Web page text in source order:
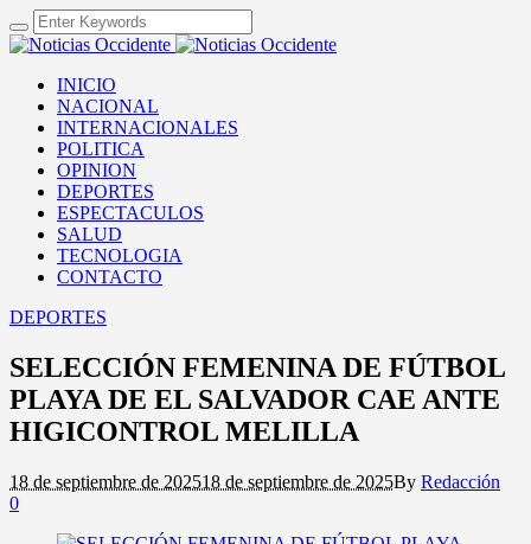
INICIO
NACIONAL
INTERNACIONALES
POLITICA
OPINION
DEPORTES
ESPECTACULOS
SALUD
TECNOLOGIA
CONTACTO
DEPORTES
SELECCIÓN FEMENINA DE FÚTBOL
PLAYA DE EL SALVADOR CAE ANTE
HIGICONTROL MELILLA
18 de septiembre de 202518 de septiembre de 2025By Redacción
0